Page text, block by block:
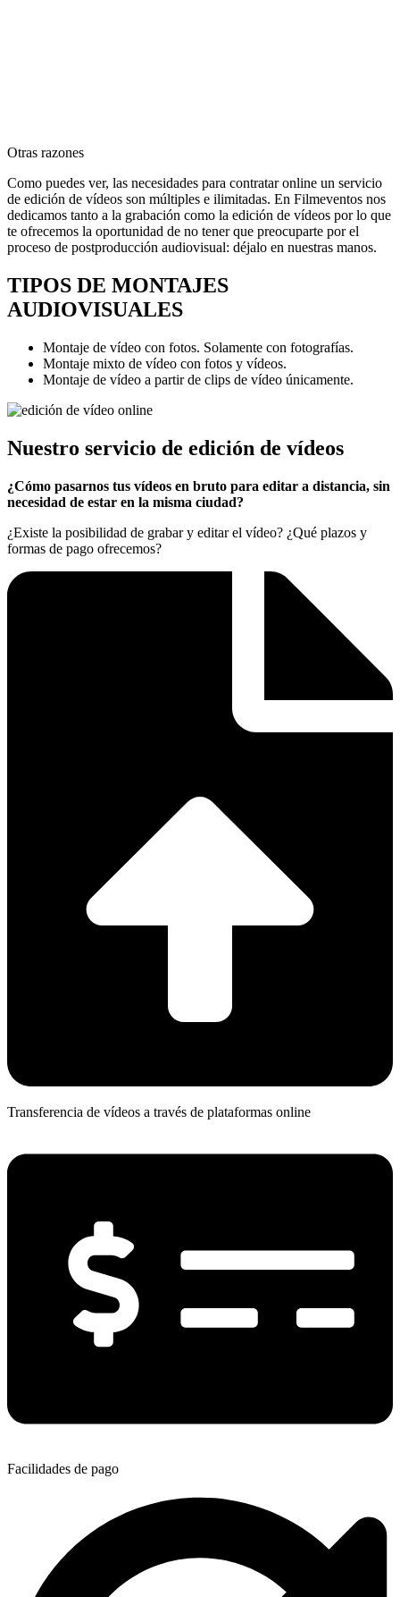
Otras razones
Como puedes ver, las necesidades para contratar online un servicio
de edición de vídeos son múltiples e ilimitadas. En Filmeventos nos
dedicamos tanto a la grabación como la edición de vídeos por lo que
te ofrecemos la oportunidad de no tener que preocuparte por el
proceso de postproducción audiovisual: déjalo en nuestras manos.
TIPOS DE MONTAJES
AUDIOVISUALES
Montaje de vídeo con fotos. Solamente con fotografías.
Montaje mixto de vídeo con fotos y vídeos.
Montaje de vídeo a partir de clips de vídeo únicamente.
Nuestro servicio de edición de vídeos
¿Cómo pasarnos tus vídeos en bruto para editar a distancia, sin
necesidad de estar en la misma ciudad?
¿Existe la posibilidad de grabar y editar el vídeo? ¿Qué plazos y
formas de pago ofrecemos?
Transferencia de vídeos a través de plataformas online
Facilidades de pago